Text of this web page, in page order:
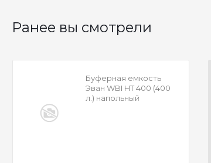
Ранее вы смотрели
Буферная емкость
Эван WBI HT 400 (400
л.) напольный